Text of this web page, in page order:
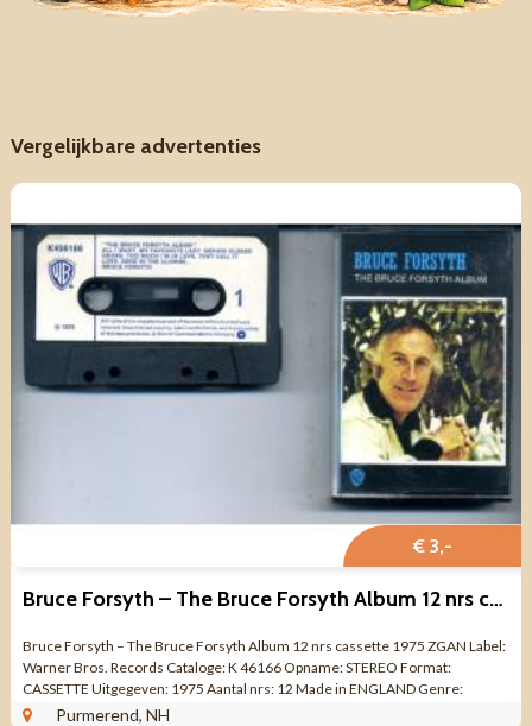
Vergelijkbare advertenties
€ 3,-
Bruce Forsyth – The Bruce Forsyth Album 12 nrs cassette 1975
Bruce Forsyth – The Bruce Forsyth Album 12 nrs cassette 1975 ZGAN Label:
Warner Bros. Records Cataloge: K 46166 Opname: STEREO Format:
CASSETTE Uitgegeven: 1975 Aantal nrs: 12 Made in ENGLAND Genre:
MUSICAL, POP Kwaliteit: ...
Purmerend, NH